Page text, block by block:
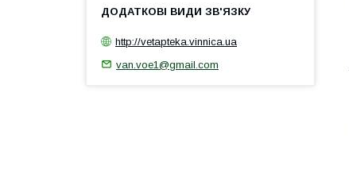
http://vetapteka.vinnica.ua
van.voe1@gmail.com